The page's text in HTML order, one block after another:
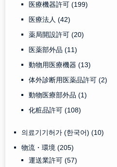
医療機器許可(199)
医療法人(42)
薬局開設許可(20)
医薬部外品(11)
動物用医療機器(13)
体外診断用医薬品許可(2)
動物医療部外品(1)
化粧品許可(108)
의료기기허가 (한국어)(10)
物流・環境(205)
運送業許可(57)